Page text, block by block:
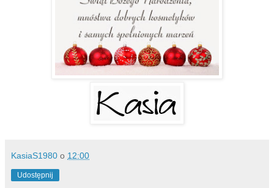
KasiaS1980 o 12:00
Udostępnij